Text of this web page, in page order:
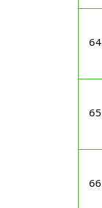
64
65
66